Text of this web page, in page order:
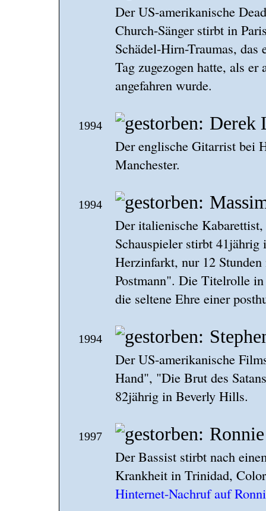
Der US-amerikanische
Church-Sänger stirbt in
Schädel-Hirn-Traumas,
Tag zugezogen hatte, als
angefahren wurde.
1994 Derek
Der englische Gitarrist bei
Manchester.
1994
Der italienische
Schauspieler stirbt
Herzinfarkt, nur 12
Postmann". Die Titelrolle
die seltene Ehre einer
1994
Der US-amerikanische
Hand", "Die Brut des
82jährig in Beverly Hills.
1997
Der Bassist stirbt nach
Krankheit in Trinidad,
Hinternet-Nachruf auf